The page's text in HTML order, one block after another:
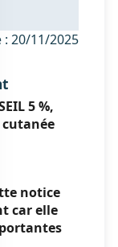
: 20/11/2025
5 %,
notice
car elle